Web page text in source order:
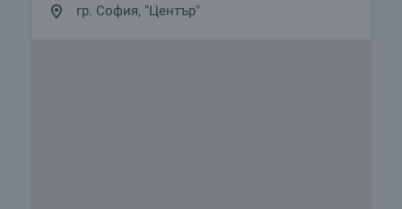
гр. София, "Център"